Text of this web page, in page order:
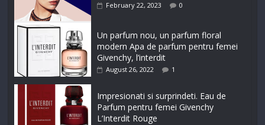
February 22, 2023 0
Un parfum nou, un parfum floral
modern Apa de parfum pentru femei
Givenchy, l’interdit
August 26, 2022 1
Impresionati si surprindeti. Eau de
Parfum pentru femei Givenchy
L’Interdit Rouge